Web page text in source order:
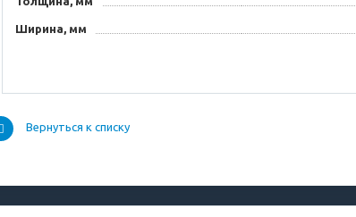
Ширина, мм
Вернуться к списку